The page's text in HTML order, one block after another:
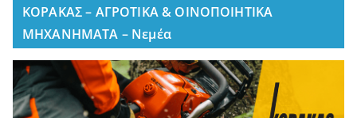
ΚΟΡΑΚΑΣ – ΑΓΡΟΤΙΚΑ & ΟΙΝΟΠΟΙΗΤΙΚΑ
ΜΗΧΑΝΗΜΑΤΑ – Νεμέα